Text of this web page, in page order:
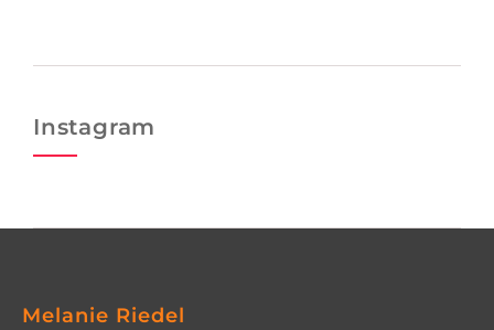
Instagram
Melanie Riedel